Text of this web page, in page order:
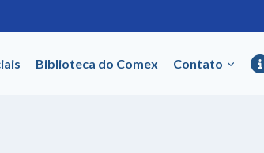
Biblioteca do Comex Contato